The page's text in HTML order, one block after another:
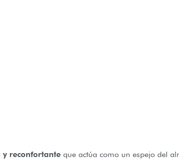
y reconfortante que actúa como un espejo del